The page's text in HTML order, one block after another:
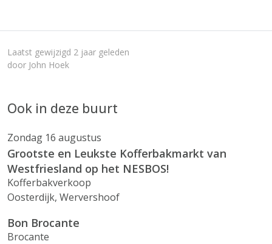
Laatst gewijzigd 2 jaar geleden
door John Hoek
Ook in deze buurt
Zondag 16 augustus
Grootste en Leukste Kofferbakmarkt van
Westfriesland op het NESBOS!
Kofferbakverkoop
Oosterdijk, Wervershoof
Bon Brocante
Brocante